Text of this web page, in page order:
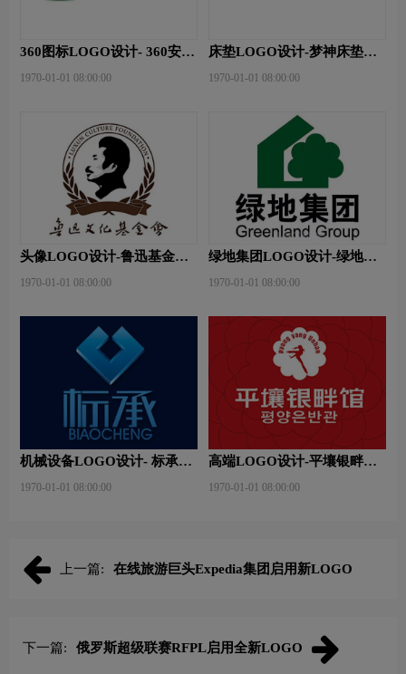
360图标LOGO设计- 360安全
1970-01-01 08:00:00
床垫LOGO设计-梦神床垫品
1970-01-01 08:00:00
头像LOGO设计-鲁迅基金会
1970-01-01 08:00:00
绿地集团LOGO设计-绿地集
1970-01-01 08:00:00
机械设备LOGO设计- 标承机
1970-01-01 08:00:00
高端LOGO设计-平壤银畔馆
1970-01-01 08:00:00
上一篇: 在线旅游巨头Expedia集团启用新LOGO
下一篇: 俄罗斯超级联赛RFPL启用全新LOGO